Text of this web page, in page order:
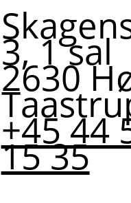
3, 1 sal
2630
+45 44
15 35